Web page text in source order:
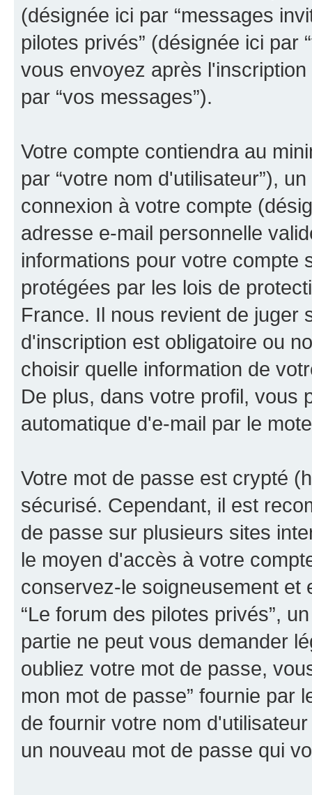
(désignée ici par “messages
pilotes privés” (désignée ici par
vous envoyez après
par “vos messages”).
Votre compte contiendra au
par “votre nom d'utilisateur”),
connexion à votre compte
adresse e-mail personnelle
informations pour votre compte
protégées par les lois de
France. Il nous revient de juger
d'inscription est obligatoire ou
choisir quelle information de
De plus, dans votre profil, vous
automatique d'e-mail par le
Votre mot de passe est crypté
sécurisé. Cependant, il est
de passe sur plusieurs sites
le moyen d'accès à votre
conservez-le soigneusement et
“Le forum des pilotes privés”,
partie ne peut vous demander
oubliez votre mot de passe,
mon mot de passe” fournie par
de fournir votre nom
un nouveau mot de passe qui